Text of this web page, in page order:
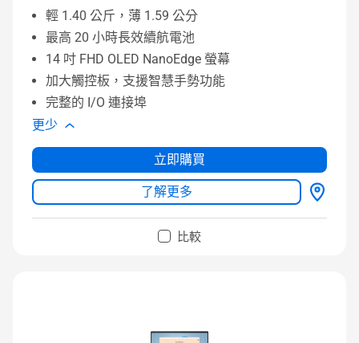
輕 1.40 公斤，薄 1.59 公分
最高 20 小時長效續航電池
14 吋 FHD OLED NanoEdge 螢幕
加大觸控板，支援智慧手勢功能
完整的 I/O 連接埠
更少
立即購買
了解更多
比較